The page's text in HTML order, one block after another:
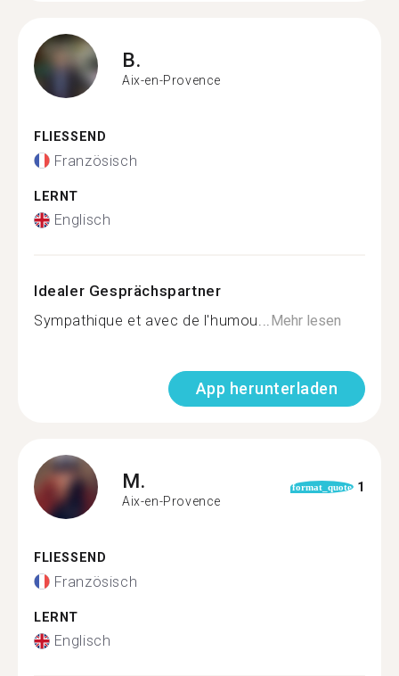
B.
Aix-en-Provence
FLIESSEND
Französisch
LERNT
Englisch
Idealer Gesprächspartner
Sympathique et avec de l'humou...Mehr lesen
App herunterladen
M.
Aix-en-Provence
format_quote 1
FLIESSEND
Französisch
LERNT
Englisch